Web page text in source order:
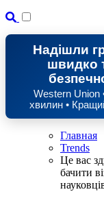
Надішли
швидко
Western Union
хвилин •
Главная
Trends
Це вас
бачити